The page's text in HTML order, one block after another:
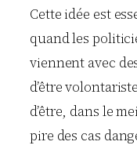
Cette idée est
quand les
viennent avec
d’être
d’être, dans le
pire des cas